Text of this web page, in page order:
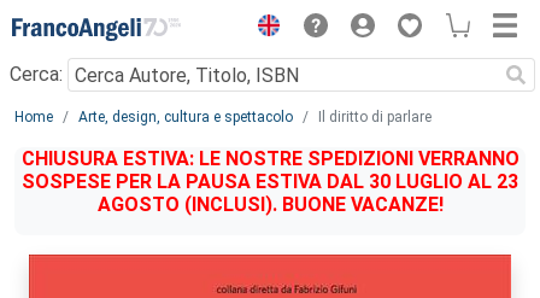
Menu
Cerca:
Main content
Home Arte, design, cultura e spettacolo Il diritto di parlare
CHIUSURA ESTIVA: LE NOSTRE SPEDIZIONI VERRANNO
SOSPESE PER LA PAUSA ESTIVA DAL 30 LUGLIO AL 23
AGOSTO (INCLUSI). BUONE VACANZE!